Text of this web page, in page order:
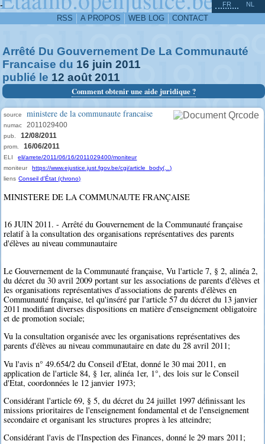
-
RSS A PROPOS WEB LOG CONTACT
FR NL
Arrêté Du Gouvernement De La Communauté
Francaise du 16 juin 2011
publié le 12 août 2011
Comment obtenir une aide juridique ?
source ministere de la communaute francaise
numac 2011029400
pub. 12/08/2011
prom. 16/06/2011
ELI
eli/arrete/2011/06/16/2011029400/moniteur
moniteur
https://www.ejustice.just.fgov.be/cgi/article_body(...)
liens Conseil d'État (chrono)
MINISTERE DE LA COMMUNAUTE FRANÇAISE
16 JUIN 2011. - Arrêté du Gouvernement de la Communauté française
relatif à la consultation des organisations représentatives des parents
d'élèves au niveau communautaire
Le Gouvernement de la Communauté française, Vu l'article 7, § 2, alinéa 2,
du décret du 30 avril 2009 portant sur les associations de parents d'élèves et
les organisations représentatives d'associations de parents d'élèves en
Communauté française, tel qu'inséré par l'article 57 du décret du 13 janvier
2011 modifiant diverses dispositions en matière d'enseignement obligatoire
et de promotion sociale;
Vu la consultation organisée avec les organisations représentatives des
parents d'élèves au niveau communautaire en date du 28 avril 2011;
Vu l'avis n° 49.654/2 du Conseil d'Etat, donné le 30 mai 2011, en
application de l'article 84, § 1er, alinéa 1er, 1°, des lois sur le Conseil
d'Etat, coordonnées le 12 janvier 1973;
Considérant l'article 69, § 5, du décret du 24 juillet 1997 définissant les
missions prioritaires de l'enseignement fondamental et de l'enseignement
secondaire et organisant les structures propres à les atteindre;
Considérant l'avis de l'Inspection des Finances, donné le 29 mars 2011;
^